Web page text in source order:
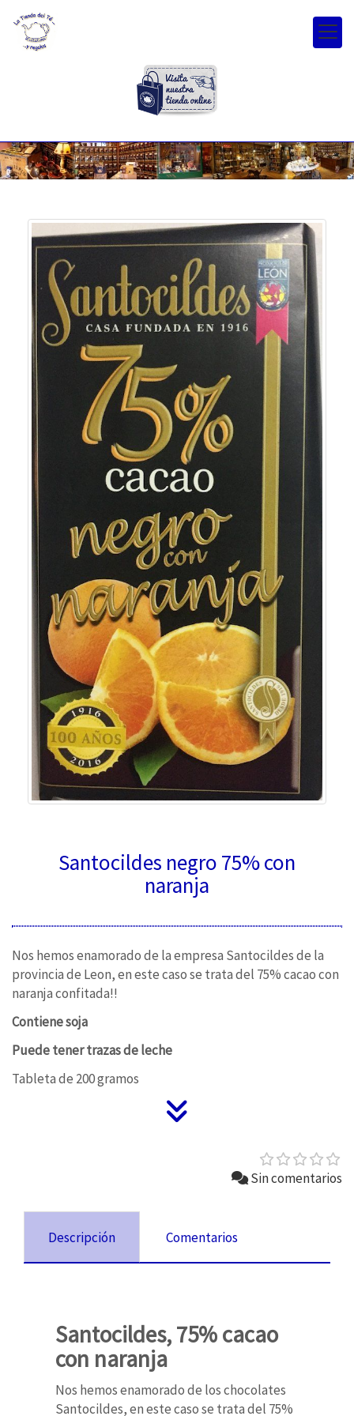
Santocildes negro 75% con
naranja
Nos hemos enamorado de la empresa Santocildes de la
provincia de Leon, en este caso se trata del 75% cacao con
naranja confitada!!
Contiene soja
Puede tener trazas de leche
Tableta de 200 gramos
Sin comentarios
Descripción Comentarios
Santocildes, 75% cacao
con naranja
Nos hemos enamorado de los chocolates
Santocildes, en este caso se trata del 75%